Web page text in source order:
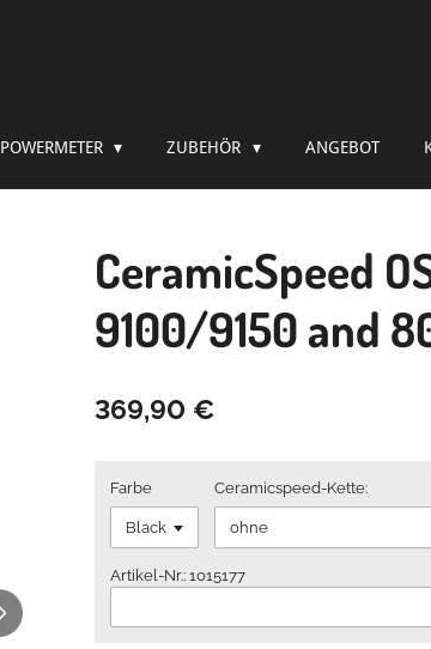
POWERMETER ZUBEHÖR ANGEBOT
CeramicSpeed
9100/9150 and
369,90 €
Farbe Ceramicspeed-Kette:
Artikel-Nr.: 1015177